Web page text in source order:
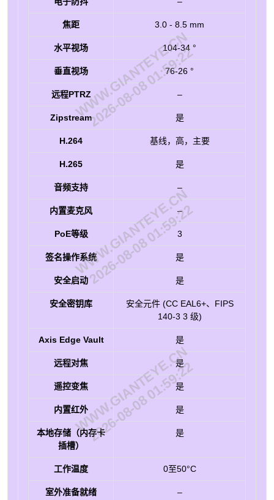
焦距 3.0 - 8.5 mm
水平视场 104-34 °
垂直视场 76-26 °
远程PTRZ –
Zipstream 是
H.264 基线，高，主要
H.265 是
音频支持 –
内置麦克风 –
PoE等级 3
签名操作系统 是
安全启动 是
安全密钥库
安全元件 (CC EAL6+、FIPS
140-3 3 级)
Axis Edge Vault 是
远程对焦 是
遥控变焦 是
内置红外 是
本地存储（内存卡
插槽）
是
工作温度 0至50°C
室外准备就绪 –
WWW.GIANTEYE.CN
2026-08-08 01:59:22
WWW.GIANTEYE.CN
2026-08-08 01:59:22
WWW.GIANTEYE.CN
2026-08-08 01:59:22